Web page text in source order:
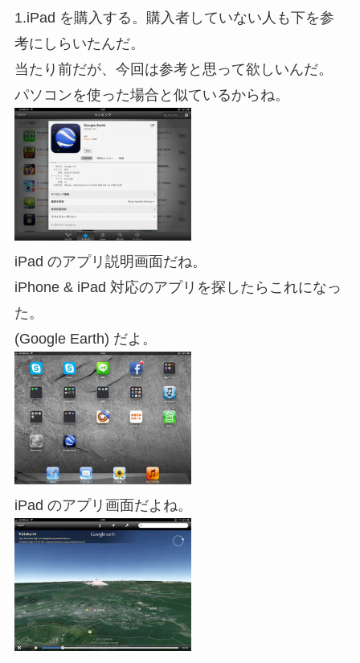
1.iPad を購入する。購入者していない人も下を参
考にしらいたんだ。
当たり前だが、今回は参考と思って欲しいんだ。
パソコンを使った場合と似ているからね。
iPad のアプリ説明画面だね。
iPhone & iPad 対応のアプリを探したらこれになっ
た。
(Google Earth) だよ。
iPad のアプリ画面だよね。